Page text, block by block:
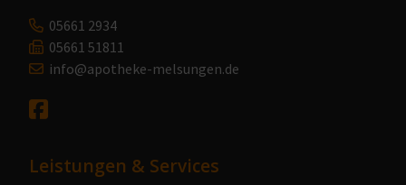
05661 2934
05661 51811
info@apotheke-melsungen.de
Leistungen & Services